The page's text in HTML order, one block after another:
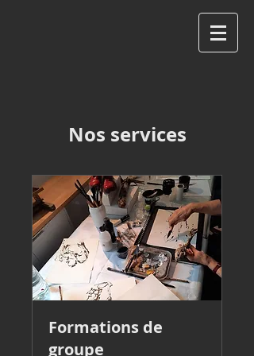
Nos services
Formations de
groupe